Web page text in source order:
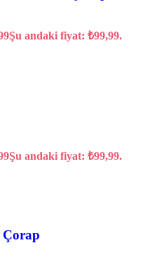
Şu andaki fiyat: ₺99,99.
Şu andaki fiyat: ₺99,99.
Çorap